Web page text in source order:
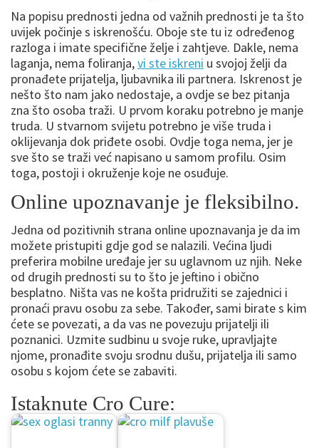
Na popisu prednosti jedna od važnih prednosti je ta što
uvijek počinje s iskrenošću. Oboje ste tu iz određenog
razloga i imate specifične želje i zahtjeve. Dakle, nema
laganja, nema foliranja,vi ste iskreni u svojoj želji da
pronađete prijatelja, ljubavnika ili partnera. Iskrenost je
nešto što nam jako nedostaje, a ovdje se bez pitanja
zna što osoba traži. U prvom koraku potrebno je manje
truda. U stvarnom svijetu potrebno je više truda i
oklijevanja dok priđete osobi. Ovdje toga nema, jer je
sve što se traži već napisano u samom profilu. Osim
toga, postoji i okruženje koje ne osuđuje.
Online upoznavanje je fleksibilno.
Jedna od pozitivnih strana online upoznavanja je da im
možete pristupiti gdje god se nalazili. Većina ljudi
preferira mobilne uređaje jer su uglavnom uz njih. Neke
od drugih prednosti su to što je jeftino i obično
besplatno. Ništa vas ne košta pridružiti se zajednici i
pronaći pravu osobu za sebe. Također, sami birate s kim
ćete se povezati, a da vas ne povezuju prijatelji ili
poznanici. Uzmite sudbinu u svoje ruke, upravljajte
njome, pronađite svoju srodnu dušu, prijatelja ili samo
osobu s kojom ćete se zabaviti.
Istaknute Cro Cure: